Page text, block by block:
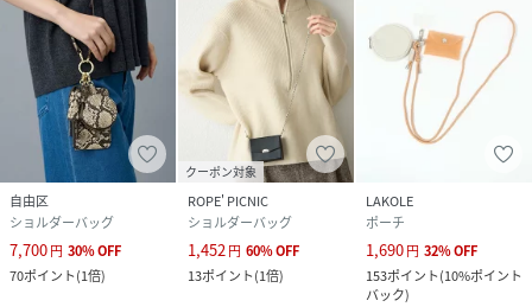
自由区
ショルダーバッグ
7,700円 30%OFF
70ポイント(1倍)
クーポン対象
ROPE' PICNIC
ショルダーバッグ
1,452円 60%OFF
13ポイント(1倍)
LAKOLE
ポーチ
1,690円 32%OFF
153ポイント(10%ポイント
バック)